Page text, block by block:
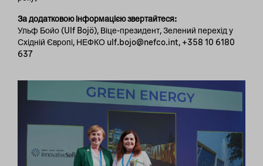
За додатковою інформацією звертайтеся:
Ульф Бойо (Ulf Bojö), Віце-президент, Зелений перехід у
Східній Європі, НЕФКО ulf.bojo@nefco.int, +358 10 6180
637